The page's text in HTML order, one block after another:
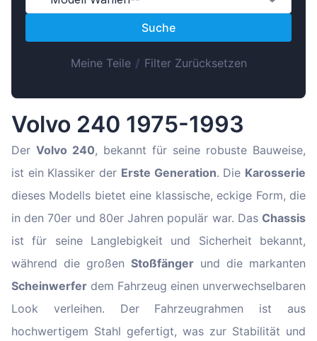
Lietuvių
Slovenian
Latvian
Slovenčina
Suche
Meine Teile/ Filter Zurücksetzen
Volvo 240 1975-1993
Der Volvo 240, bekannt für seine robuste Bauweise,
ist ein Klassiker der Erste Generation. Die Karosserie
dieses Modells bietet eine klassische, eckige Form, die
in den 70er und 80er Jahren populär war. Das Chassis
ist für seine Langlebigkeit und Sicherheit bekannt,
während die großen Stoßfänger und die markanten
Scheinwerfer dem Fahrzeug einen unverwechselbaren
Look verleihen. Der Fahrzeugrahmen ist aus
hochwertigem Stahl gefertigt, was zur Stabilität und